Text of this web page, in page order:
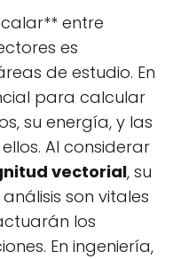
entre
es
de estudio. En
para calcular
su energía, y las
Al considerar
vectorial, su
son vitales
los
En ingeniería,